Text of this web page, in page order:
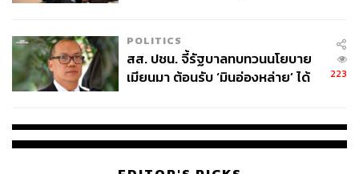
POLITICS
สส. ปชน. จี้รัฐบาลทบทวนนโยบาย
เมียนมา ต้อนรับ ‘มินอ่องหล่าย’ ได้
223